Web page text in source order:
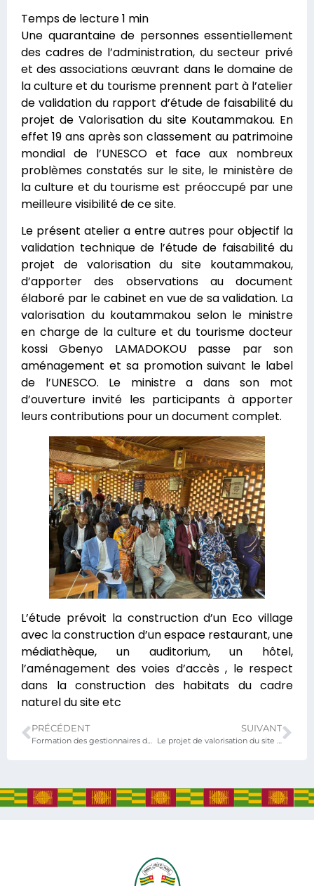
Une quarantaine de personnes essentiellement
des cadres de l’administration, du secteur privé
et des associations œuvrant dans le domaine de
la culture et du tourisme prennent part à l’atelier
de validation du rapport d’étude de faisabilité du
projet de Valorisation du site Koutammakou. En
effet 19 ans après son classement au patrimoine
mondial de l’UNESCO et face aux nombreux
problèmes constatés sur le site, le ministère de
la culture et du tourisme est préoccupé par une
meilleure visibilité de ce site.
Le présent atelier a entre autres pour objectif la
validation technique de l’étude de faisabilité du
projet de valorisation du site koutammakou,
d’apporter des observations au document
élaboré par le cabinet en vue de sa validation. La
valorisation du koutammakou selon le ministre
en charge de la culture et du tourisme docteur
kossi Gbenyo LAMADOKOU passe par son
aménagement et sa promotion suivant le label
de l’UNESCO. Le ministre a dans son mot
d’ouverture invité les participants à apporter
leurs contributions pour un document complet.
L’étude prévoit la construction d’un Eco village
avec la construction d’un espace restaurant, une
médiathèque, un auditorium, un hôtel,
l’aménagement des voies d’accès , le respect
dans la construction des habitats du cadre
naturel du site etc
PRÉCÉDENT SUIVANT